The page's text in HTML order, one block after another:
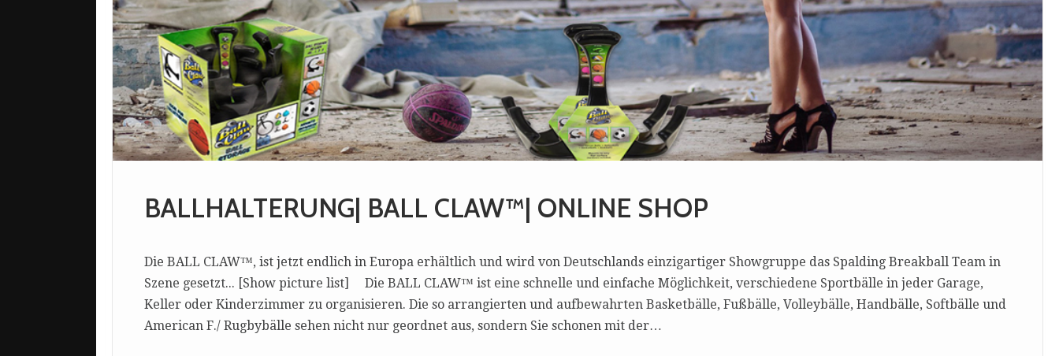
BALLHALTERUNG| BALL CLAW™| ONLINE SHOP
Die BALL CLAW™, ist jetzt endlich in Europa erhältlich und wird von Deutschlands einzigartiger Showgruppe das Spalding Breakball Team in
Szene gesetzt... [Show picture list] Die BALL CLAW™ ist eine schnelle und einfache Möglichkeit, verschiedene Sportbälle in jeder Garage,
Keller oder Kinderzimmer zu organisieren. Die so arrangierten und aufbewahrten Basketbälle, Fußbälle, Volleybälle, Handbälle, Softbälle und
American F./ Rugbybälle sehen nicht nur geordnet aus, sondern Sie schonen mit der…